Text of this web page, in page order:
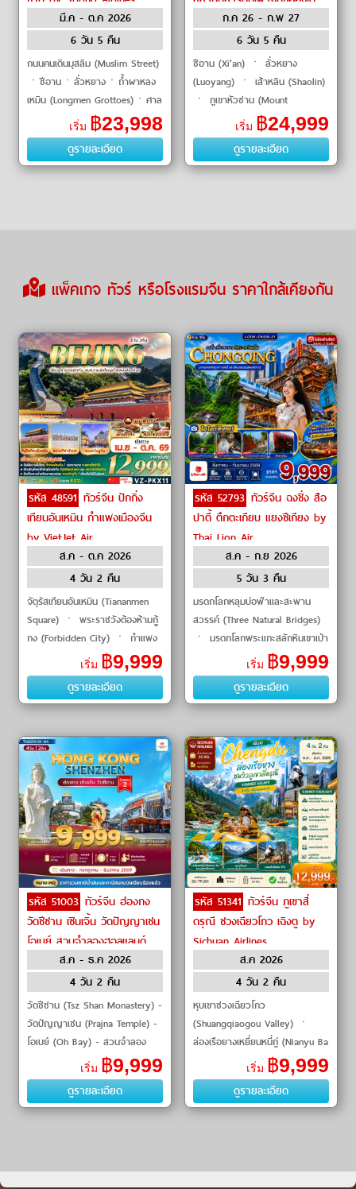
มี.ค - ต.ค 2026
6 วัน 5 คืน
ถนนคนเดินมุสลิม (Muslim Street)
ㆍซีอานㆍลั่วหยางㆍถ้ำผาหลง
เหมิน (Longmen Grottoes)ㆍศาล
เจ้ากวนอู (Guanlin Temple)ㆍ
เมืองโบราณลั่วยี่ (Luoyi Ancient
City)�
เริ่ม ฿23,998
ดูรายละเอียด
by Shenzhen Airlines
ก.ค 26 - ก.พ 27
6 วัน 5 คืน
ซีอาน (Xi'an) ㆍ ลั่วหยาง
(Luoyang) ㆍ เส้าหลิน (Shaolin)
ㆍ ภูเขาหัวซาน (Mount
Huashan) ㆍ สุสานทหารดินเผา
จิ๋นซีฮ่องเต้ (Terracotta Warriors)
ㆍ เจดีย์ห่า�
เริ่ม ฿24,999
ดูรายละเอียด
แพ็คเกจ ทัวร์ หรือโรงแรมจีน ราคาใกล้เคียงกัน
รหัส 48591 ทัวร์จีน ปักกิ่ง
เทียนอันเหมิน กำแพงเมืองจีน
by VietJet Air
ส.ค - ต.ค 2026
4 วัน 2 คืน
จัตุรัสเทียนอันเหมิน (Tiananmen
Square) ㆍ พระราชวังต้องห้ามกู้
กง (Forbidden City) ㆍ กำแพง
เมืองจีน ด่านจูหยงกวน
(Juyongguan Great Wall) ㆍ
สนามกีฬ�
เริ่ม ฿9,999
ดูรายละเอียด
รหัส 52793 ทัวร์จีน ฉงชิ่ง สือ
ปาตี้ ตึกตะเกียบ แยงซีเกียง by
Thai Lion Air
ส.ค - ก.ย 2026
5 วัน 3 คืน
มรดกโลกหลุมบ่อฟ้าและสะพาน
สวรรค์ (Three Natural Bridges)
ㆍ มรดกโลกพระแกะสลักหินเขาเป่า
ติ่งซาน (Baodingshan Rock
Carvings) ㆍ สวนสัตว์ฉงชิ่ง
เริ่ม ฿9,999
ดูรายละเอียด
รหัส 51003 ทัวร์จีน ฮ่องกง
วัดชีซาน เซินเจิ้น วัดปัญญาเชน
โอเบย์ สวนจำลองฮอลแลนด์
เมืองโบราณหนานโถว by
Hong Kong Airlines
ส.ค - ธ.ค 2026
4 วัน 2 คืน
วัดชีซาน (Tsz Shan Monastery) -
วัดปัญญาเชน (Prajna Temple) -
โอเบย์ (Oh Bay) - สวนจำลอง
ฮอลแลนด์ (Holland Flower
Town) - เมืองโบราณหนานโถว
(Nantou Ancient City) - วัดกวน
อ
เริ่ม ฿9,999
ดูรายละเอียด
รหัส 51341 ทัวร์จีน ภูเขาสี่
ดรุณี ซวงเฉียวโกว เฉิงตู by
Sichuan Airlines
ส.ค 2026
4 วัน 2 คืน
หุบเขาซวงเฉียวโกว
(Shuangqiaogou Valley) ㆍ
ล่องเรือยางเหยี่ยนหนี่กู่ (Nianyu Ba
Rafting) ㆍ ถนนไท่กู่หลี่ (Taikoo
Li) ㆍ วัดต้าฉือ (Daci Temple)
ㆍ เมืองโ�
เริ่ม ฿9,999
ดูรายละเอียด